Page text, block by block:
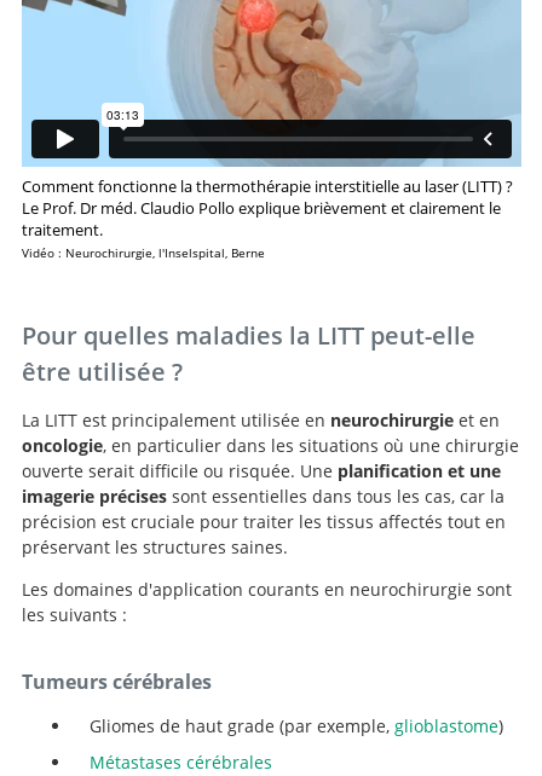
Comment fonctionne la thermothérapie interstitielle au laser (LITT) ?
Le Prof. Dr méd. Claudio Pollo explique brièvement et clairement le
traitement.
Vidéo : Neurochirurgie, l'Inselspital, Berne
Pour quelles maladies la LITT peut-elle
être utilisée ?
La LITT est principalement utilisée en neurochirurgieet en
oncologie, en particulier dans les situations où une chirurgie
ouverte serait difficile ou risquée. Une planification et une
imagerie précisessont essentielles dans tous les cas, car la
précision est cruciale pour traiter les tissus affectés tout en
préservant les structures saines.
Les domaines d'application courants en neurochirurgie sont
les suivants :
Tumeurs cérébrales
Gliomes de haut grade (par exemple, glioblastome)
Métastases cérébrales